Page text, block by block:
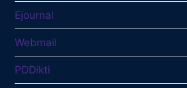
Ejournal
Webmail
PDDikti